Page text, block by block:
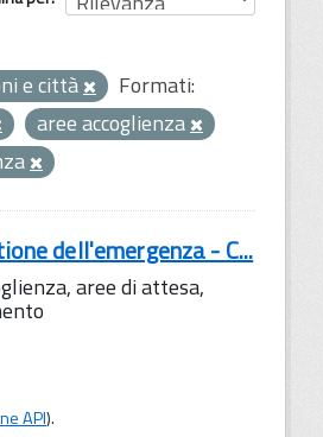
e città
Formati:
aree accoglienza
dell'emergenza - C...
aree di attesa,
API).